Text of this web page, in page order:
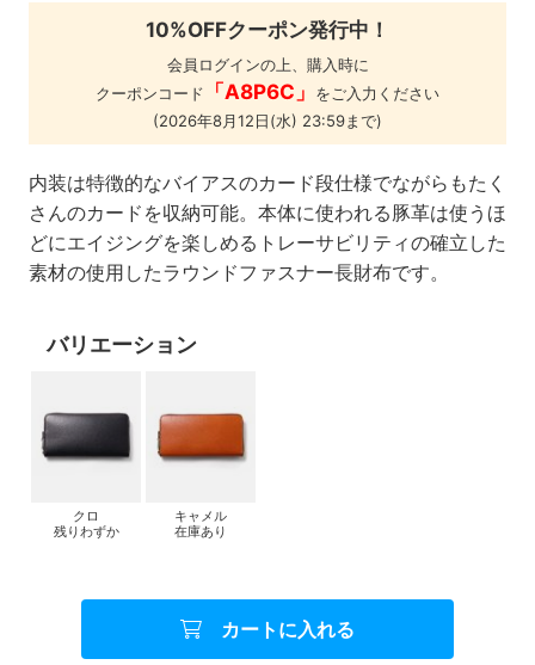
10%OFFクーポン発行中！
会員ログインの上、購入時に
クーポンコード
「A8P6C」
をご入力ください
(2026年8月12日(水) 23:59まで)
内装は特徴的なバイアスのカード段仕様でながらもたく
さんのカードを収納可能。本体に使われる豚革は使うほ
どにエイジングを楽しめるトレーサビリティの確立した
素材の使用したラウンドファスナー長財布です。
バリエーション
クロ
残りわずか
キャメル
在庫あり
カートに入れる